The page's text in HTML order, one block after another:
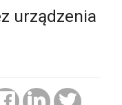
urządzenia